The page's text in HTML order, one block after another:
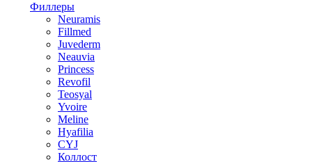
Филлеры
Neuramis
Fillmed
Juvederm
Neauvia
Princess
Revofil
Teosyal
Yvoire
Meline
Hyafilia
CYJ
Коллост